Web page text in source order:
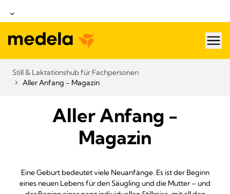
Still & Laktationshub für Fachpersonen
Aller Anfang - Magazin
Aller Anfang -
Magazin
Eine Geburt bedeutet viele Neuanfänge. Es ist der Beginn
eines neuen Lebens für den Säugling und die Mutter – und